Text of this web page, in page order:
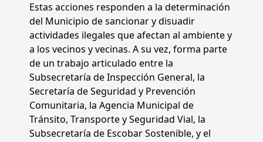
Estas acciones responden a la determinación
del Municipio de sancionar y disuadir
actividades ilegales que afectan al ambiente y
a los vecinos y vecinas. A su vez, forma parte
de un trabajo articulado entre la
Subsecretaría de Inspección General, la
Secretaría de Seguridad y Prevención
Comunitaria, la Agencia Municipal de
Tránsito, Transporte y Seguridad Vial, la
Subsecretaría de Escobar Sostenible, y el